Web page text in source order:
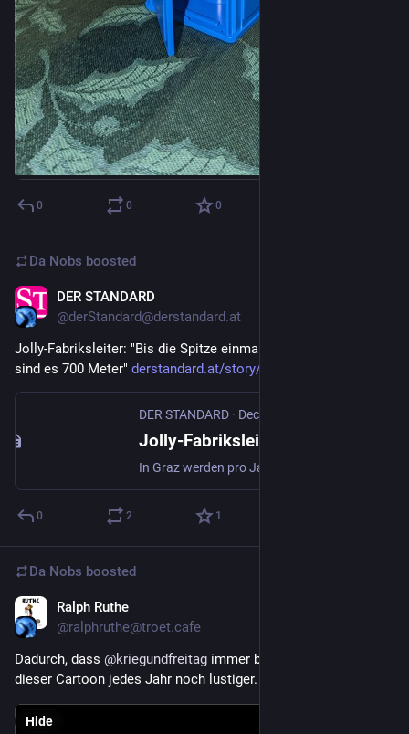
0 0 0
Da Nobs boosted
DER STANDARD
@derStandard@derstandard.at
Jolly-Fabriksleiter: "Bis die Spitze einmal abgeschrieben ist,
sind es 700 Meter" derstandard.at/story/300000020
DER STANDARD · Dec 24, 2023
0 2 1
Da Nobs boosted
Ralph Ruthe
@ralphruthe@troet.cafe
Dadurch, dass @kriegundfreitag immer bekannter wird, wird
dieser Cartoon jedes Jahr noch lustiger.
Hide